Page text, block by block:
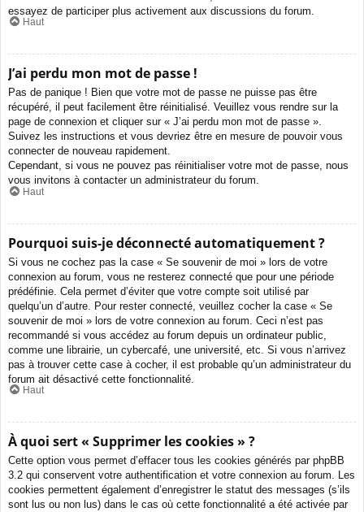
essayez de participer plus activement aux discussions du forum.
Haut
J’ai perdu mon mot de passe !
Pas de panique ! Bien que votre mot de passe ne puisse pas être
récupéré, il peut facilement être réinitialisé. Veuillez vous rendre sur la
page de connexion et cliquer sur « J’ai perdu mon mot de passe ».
Suivez les instructions et vous devriez être en mesure de pouvoir vous
connecter de nouveau rapidement.
Cependant, si vous ne pouvez pas réinitialiser votre mot de passe, nous
vous invitons à contacter un administrateur du forum.
Haut
Pourquoi suis-je déconnecté automatiquement ?
Si vous ne cochez pas la case « Se souvenir de moi » lors de votre
connexion au forum, vous ne resterez connecté que pour une période
prédéfinie. Cela permet d’éviter que votre compte soit utilisé par
quelqu’un d’autre. Pour rester connecté, veuillez cocher la case « Se
souvenir de moi » lors de votre connexion au forum. Ceci n’est pas
recommandé si vous accédez au forum depuis un ordinateur public,
comme une librairie, un cybercafé, une université, etc. Si vous n’arrivez
pas à trouver cette case à cocher, il est probable qu’un administrateur du
forum ait désactivé cette fonctionnalité.
Haut
À quoi sert « Supprimer les cookies » ?
Cette option vous permet d’effacer tous les cookies générés par phpBB
3.2 qui conservent votre authentification et votre connexion au forum. Les
cookies permettent également d’enregistrer le statut des messages (s’ils
sont lus ou non lus) dans le cas où cette fonctionnalité a été activée par